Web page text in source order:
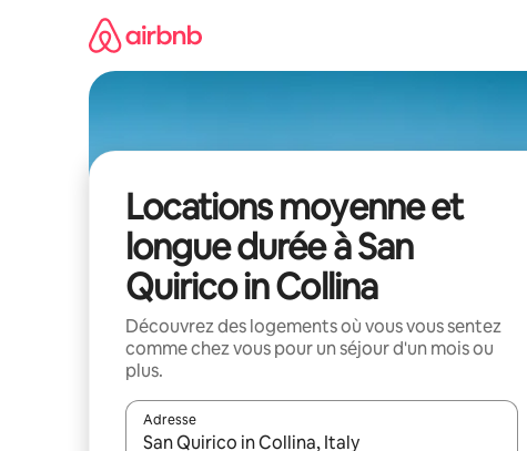
Locations moyenne et
longue durée à San
Quirico in Collina
Découvrez des logements où vous vous sentez
comme chez vous pour un séjour d'un mois ou
plus.
Adresse
Lorsque les résultats s'affichent, utilisez les flèches